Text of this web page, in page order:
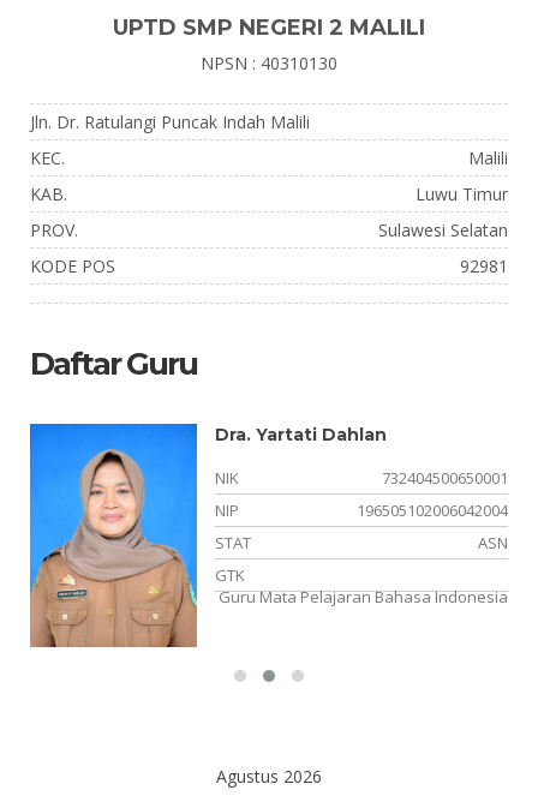
UPTD SMP NEGERI 2 MALILI
NPSN : 40310130
Jln. Dr. Ratulangi Puncak Indah Malili
KEC.
Malili
KAB.
Luwu Timur
PROV.
Sulawesi Selatan
KODE POS
92981
Daftar Guru
Dra. Yartati Dahlan
NIK
732404500650001
NIP
196505102006042004
STAT
ASN
GTK
Guru Mata Pelajaran Bahasa Indonesia
Agustus 2026